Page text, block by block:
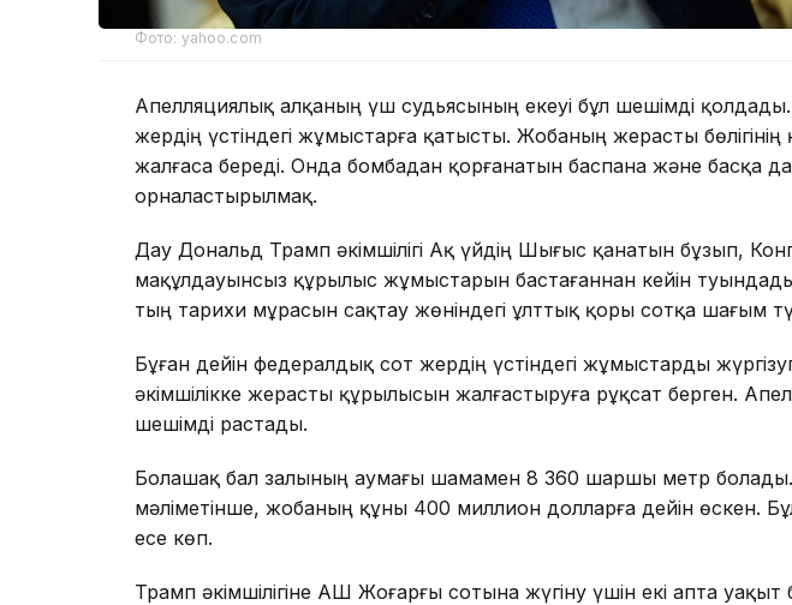
Фото: yahoo.com
Апелляциялық алқаның үш судьясының екеуі бұл шешімді
жердің үстіндегі жұмыстарға қатысты. Жобаның жерасты бөлігінің
жалғаса береді. Онда бомбадан қорғанатын баспана және басқа
орналастырылмақ.
Дау Дональд Трамп әкімшілігі Ақ үйдің Шығыс қанатын бұзып,
мақұлдауынсыз құрылыс жұмыстарын бастағаннан кейін
тың тарихи мұрасын сақтау жөніндегі ұлттық қоры сотқа шағым
Бұған дейін федералдық сот жердің үстіндегі жұмыстарды
әкімшілікке жерасты құрылысын жалғастыруға рұқсат берген.
шешімді растады.
Болашақ бал залының аумағы шамамен 8 360 шаршы метр
мәліметінше, жобаның құны 400 миллион долларға дейін өскен.
есе көп.
Трамп әкімшілігіне АҚШ Жоғарғы сотына жүгіну үшін екі апта уақыт